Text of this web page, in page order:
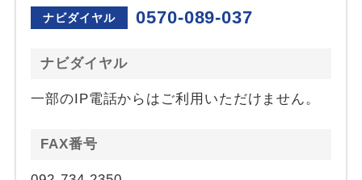
ナビダイヤル 0570-089-037
ナビダイヤル
一部のIP電話からはご利用いただけません。
FAX番号